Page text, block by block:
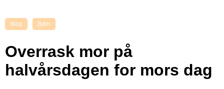
Blog Børn
Overrask mor på
halvårsdagen for mors dag